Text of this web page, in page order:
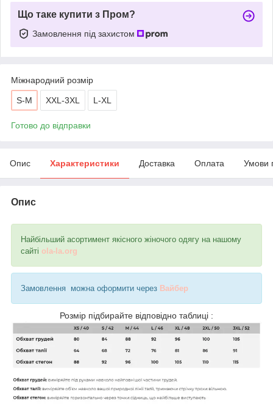
Що таке купити з Пром?
Замовлення під захистом
Міжнародний розмір
S-M XXL-3XL L-XL
Готово до відправки
Опис Характеристики Доставка Оплата Умови
Опис
Найбільший асортимент якісного жіночого одягу на нашому
сайті ola-la.org
Замовлення можна оформити через Вайбер
Розмір підбирайте відповідно таблиці :